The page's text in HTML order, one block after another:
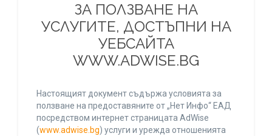
ЗА ПОЛЗВАНЕ НА
УСЛУГИТЕ, ДОСТЪПНИ НА
УЕБСАЙТА
WWW.ADWISE.BG
Настоящият документ съдържа условията за
ползване на предоставяните от „Нет Инфо“ ЕАД
посредством интернет страницата AdWise
(www.adwise.bg) услуги и урежда отношенията